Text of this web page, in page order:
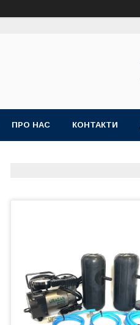
ПРО НАС КОНТАКТИ